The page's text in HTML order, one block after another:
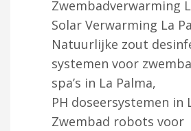
Zwembadverwarming
Solar Verwarming La
Natuurlijke zout
systemen voor
spa’s in La Palma,
PH doseersystemen in
Zwembad robots voor